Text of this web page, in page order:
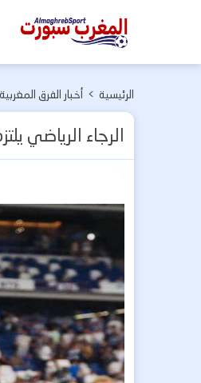
المغرب
الرئيسية > أخبار الفرق المغربية
الرجاء الرياضي